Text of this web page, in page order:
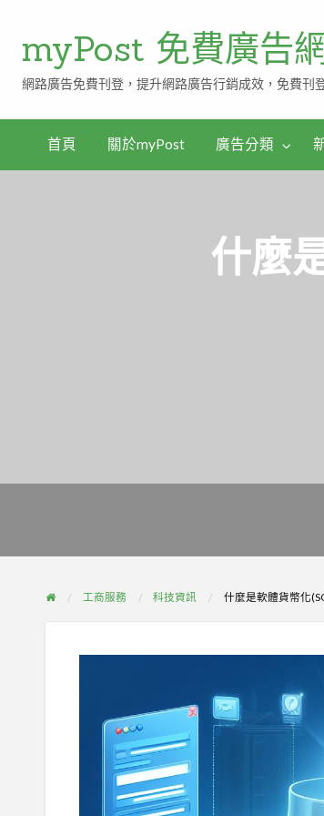
myPost 免費廣告
網路廣告免費刊登，提升網路廣告行銷成效，免費刊
首頁 關於myPost 廣告分類
什麼
工商服務 科技資訊 什麼是軟體貨幣化